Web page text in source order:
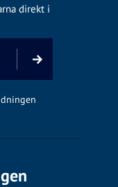
direkt i